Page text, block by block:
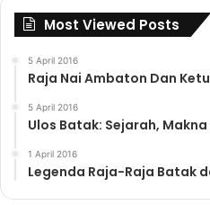
Most Viewed Posts
5 April 2016
Raja Nai Ambaton Dan
5 April 2016
Ulos Batak: Sejarah,
1 April 2016
Legenda Raja-Raja Batak